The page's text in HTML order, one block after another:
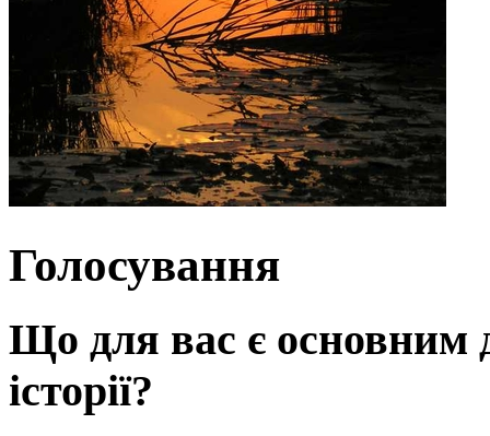
Голосування
Що для вас є основним
історії?